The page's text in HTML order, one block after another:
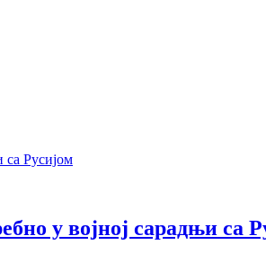
у војној сарадњи са